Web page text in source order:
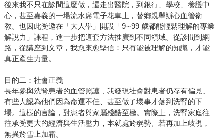
後來我不只在診間這麼做，還走出醫院，到銀行、學校、養護中
心，甚至嘉義的一場流水席電子花車上，替鄉親舉辦心血管衛
教。也因此受邀在「大人學」開設「9∼99 歲都能輕鬆理解的專業
解說力」課程，進一步把這套方法推廣到不同領域。從診間到網
路，從講座到文章，我愈來愈堅信：只有能被理解的知識，才能
真正產生力量。
目的二：社會正義
長年參與洗腎患者的血管照護，我發現社會對患者仍存有偏見。
有些人認為他們因為命運不佳、甚至做了壞事才落到洗腎的下
場。這樣的言論，對患者與家屬殘酷至極。實際上，洗腎家庭往
往承受更大的經濟與生活壓力，本就處於弱勢。若再加上歧視，
無異於雪上加霜。